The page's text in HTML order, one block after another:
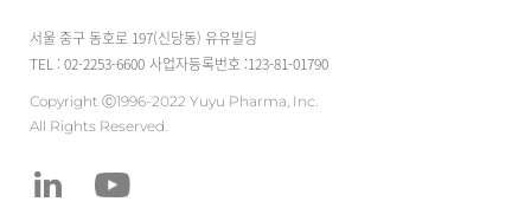
서울 중구 동호로 197(신당동) 유유빌딩
TEL : 02-2253-6600 사업자등록번호 :123-81-01790
Copyright Ⓒ1996-2022 Yuyu Pharma, Inc.
All Rights Reserved.